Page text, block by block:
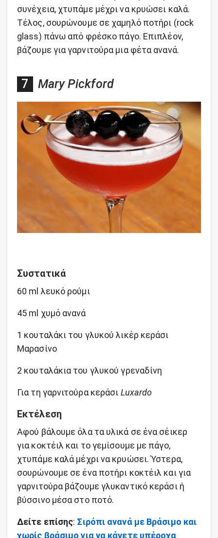
συνέχεια, χτυπάμε μέχρι να κρυώσει καλά.
Τέλος, σουρώνουμε σε χαμηλό ποτήρι (rock
glass) πάνω από φρέσκο πάγο. Επιπλέον,
βάζουμε για γαρνιτούρα μια φέτα ανανά.
Mary Pickford
Συστατικά
60 ml λευκό ρούμι
45 ml χυμό ανανά
1 κουταλάκι του γλυκού λικέρ κεράσι
Μαρασίνο
2 κουταλάκια του γλυκού γρεναδίνη
Για τη γαρνιτούρα κεράσι Luxardo
Εκτέλεση
Αφού βάλουμε όλα τα υλικά σε ένα σέικερ
για κοκτέιλ και το γεμίσουμε με πάγο,
χτυπάμε καλά μέχρι να κρυώσει. Ύστερα,
σουρώνουμε σε ένα ποτήρι κοκτέιλ και για
γαρνιτούρα βάζουμε γλυκαντικό κεράσι ή
βύσσινο μέσα στο ποτό.
Δείτε επίσης: Σιρόπι ανανά με Βράσιμο και
χωρίς βράσιμο για να κάνετε υπέροχα